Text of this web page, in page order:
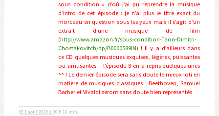
sous condition » d’où j’ai pu reprendre la musique
d’intro de cet épisode : je n’ai plus le titre exact du
morceau en question sous les yeux mais il s’agit d’un
extrait d’une musique de film
(http://www.amazon.fr/sous-condition-Taon-Dimitri-
Chostakovitch/dp/B0000589IN) ! Il y a d’ailleurs dans
ce CD quelques musiques exquises, légères, puissantes
ou amusantes… l’épisode 8 en a repris quelques unes
^^ ! Le dernier épisode sera sans doute le mieux loti en
matière de musiques classiques : Beethoven, Samuel
Barber et Vivaldi seront sans doute bien représentés
1 août 2010 à 20 h 16 min